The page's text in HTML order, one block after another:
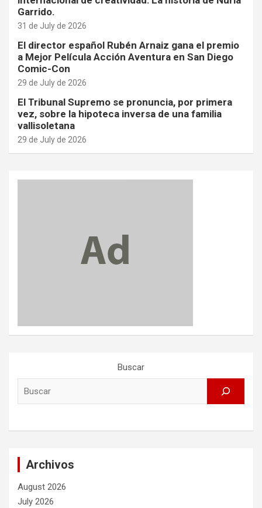
Garrido.
31 de July de 2026
El director español Rubén Arnaiz gana el premio
a Mejor Película Acción Aventura en San Diego
Comic-Con
29 de July de 2026
El Tribunal Supremo se pronuncia, por primera
vez, sobre la hipoteca inversa de una familia
vallisoletana
29 de July de 2026
Buscar
Archivos
August 2026
July 2026